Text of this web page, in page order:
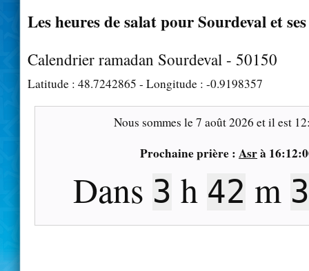
Les heures de salat pour Sourdeval et
Calendrier ramadan Sourdeval - 50150
Latitude : 48.7242865 - Longitude : -0.9198357
Nous sommes le7 août 2026 et il est
Prochaine prière : Asrà
Dans 3 h 42 m